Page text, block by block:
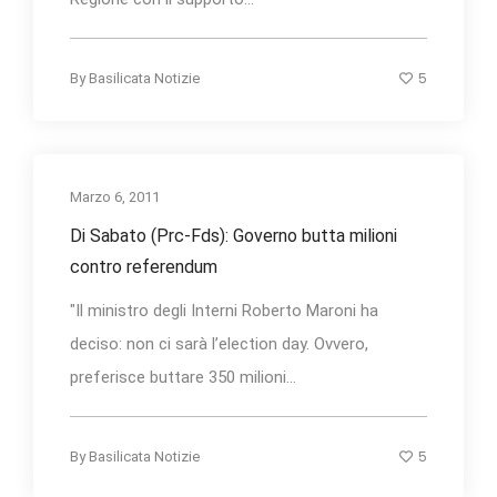
By Basilicata Notizie 5
Marzo 6, 2011
Di Sabato (Prc-Fds): Governo butta milioni
contro referendum
"Il ministro degli Interni Roberto Maroni ha
deciso: non ci sarà l’election day. Ovvero,
preferisce buttare 350 milioni...
By Basilicata Notizie 5